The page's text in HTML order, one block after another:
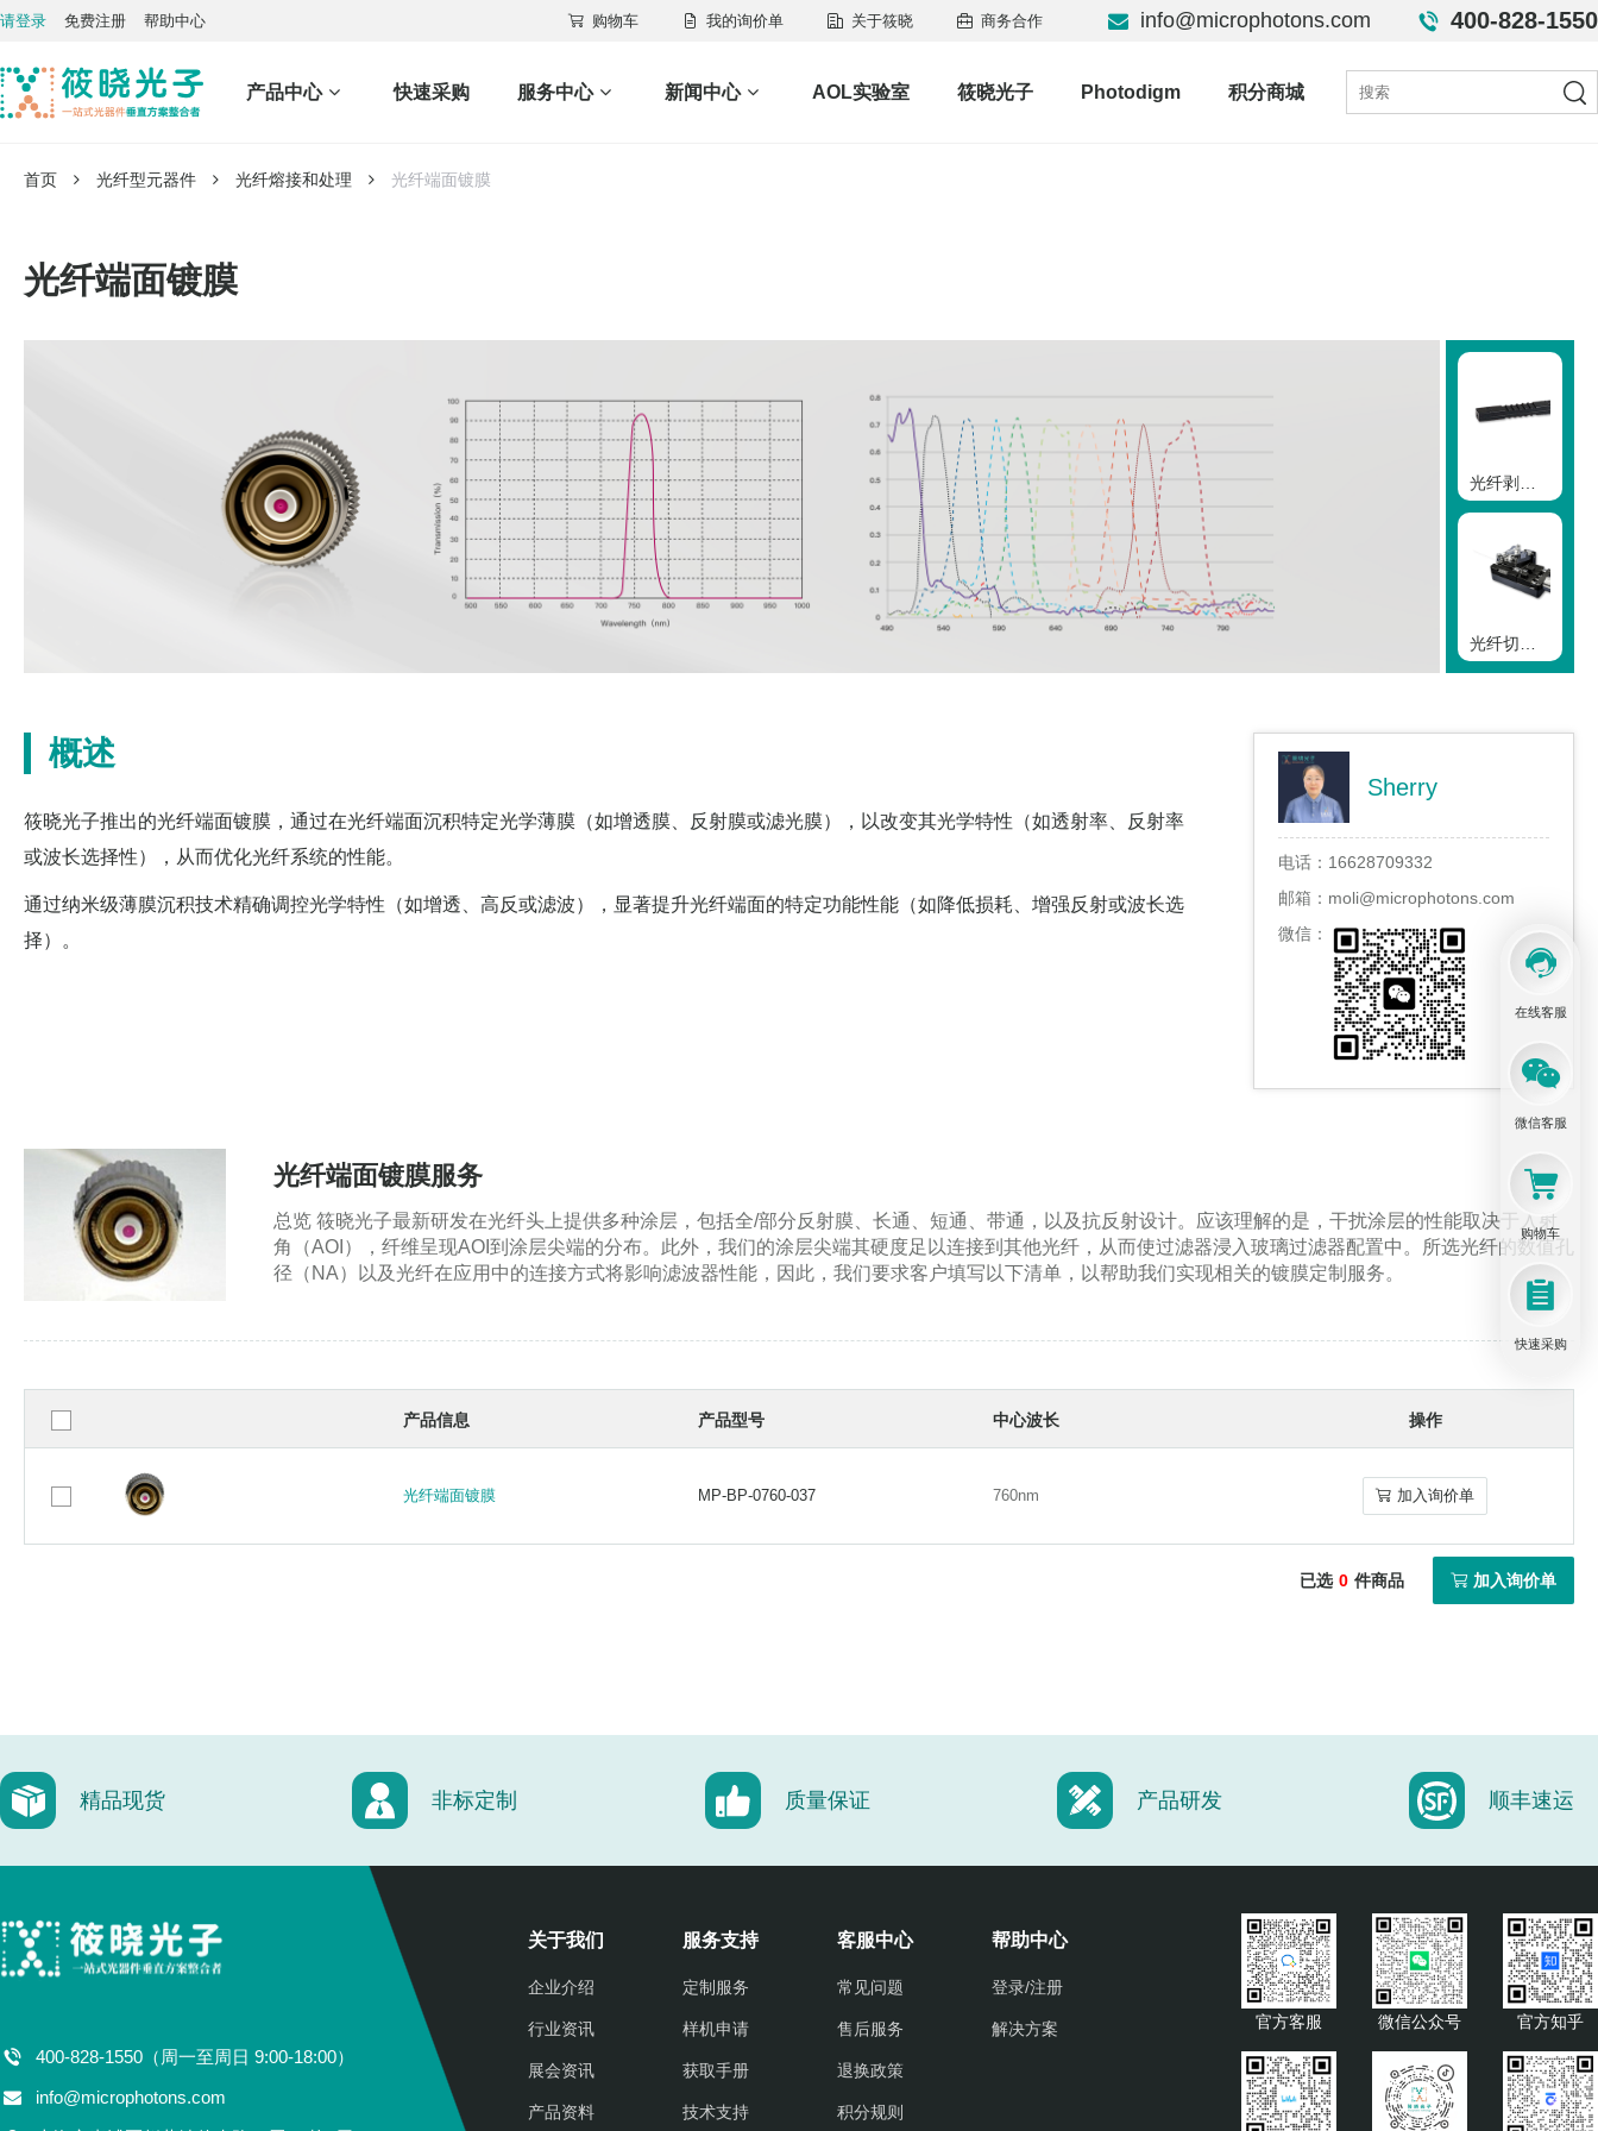
请登录 免费注册 帮助中心 购物车 我的询价单 关于筱晓 商务合作 info@microphotons.com 400-828-1550
产品中心 快速采购 服务中心 新闻中心 AOL实验室 筱晓光子 Photodigm 积分商城
在线客服
微信客服
购物车
快速采购
首页 光纤型元器件 光纤熔接和处理 光纤端面镀膜
光纤端面镀膜
光纤拉锥机
涂覆机
光纤拉力测试仪
光纤接头预处理
光纤切割机
概述
筱晓光子推出的光纤端面镀膜，通过在光纤端面沉积特定光学薄膜（如增透膜、反射膜或滤光膜），以改变其光学特性（如透射率、反射率
或波长选择性），从而优化光纤系统的性能。
通过纳米级薄膜沉积技术精确调控光学特性（如增透、高反或滤波），显著提升光纤端面的特定功能性能（如降低损耗、增强反射或波长选
择）。
Sherry
电话： 16628709332
邮箱： moli@microphotons.com
微信：
光纤端面镀膜服务
总览 筱晓光子最新研发在光纤头上提供多种涂层，包括全/部分反射膜、长通、短通、带通，以及抗反射设计。应该理解的是，干扰涂层的性能取决于入射
角（AOI），纤维呈现AOI到涂层尖端的分布。此外，我们的涂层尖端其硬度足以连接到其他光纤，从而使过滤器浸入玻璃过滤器配置中。所选光纤的数值孔
径（NA）以及光纤在应用中的连接方式将影响滤波器性能，因此，我们要求客户填写以下清单，以帮助我们实现相关的镀膜定制服务。
产品信息 产品型号 中心波长 操作
光纤端面镀膜 MP-BP-0760-037 760nm 加入询价单
光纤端面镀膜 MP-BP-0760-037 760nm 加入询价单
已选 0 件商品 加入询价单
精品现货 非标定制 质量保证 产品研发 顺丰速运
400-828-1550（周一至周日 9:00-18:00）
info@microphotons.com
关于我们
企业介绍
行业资讯
展会资讯
产品资料
服务支持
定制服务
样机申请
获取手册
技术支持
客服中心
常见问题
售后服务
退换政策
积分规则
帮助中心
登录/注册
解决方案 官方客服 微信公众号 官方知乎